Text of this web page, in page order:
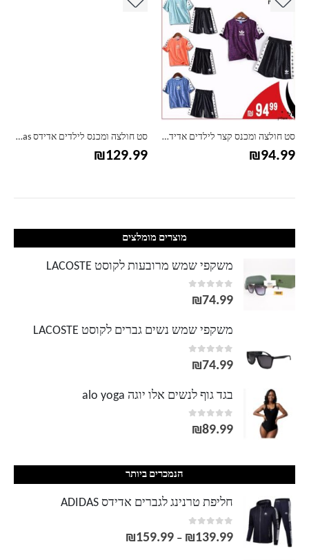
סט חולצה ומכנס קצר לילדים אדידס Adidas
₪94.99
סט חולצה ומכנס לילדים אדידס Adidas
₪129.99
מוצרים מומלצים
משקפי שמש מרובעות לקוסט LACOSTE
0
out of 5
₪74.99
משקפי שמש נשים גברים לקוסט LACOSTE
0
out of 5
₪74.99
בגד גוף לנשים אלו יוגה alo yoga
0
out of 5
₪89.99
הנמכרים ביותר
חליפת טרנינג לגברים אדידס ADIDAS
0
out of 5
₪139.99
–
₪159.99